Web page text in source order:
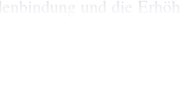
und die